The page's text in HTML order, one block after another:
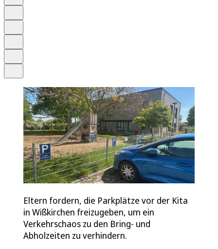
Eltern fordern, die Parkplätze vor der Kita
in Wißkirchen freizugeben, um ein
Verkehrschaos zu den Bring- und
Abholzeiten zu verhindern.